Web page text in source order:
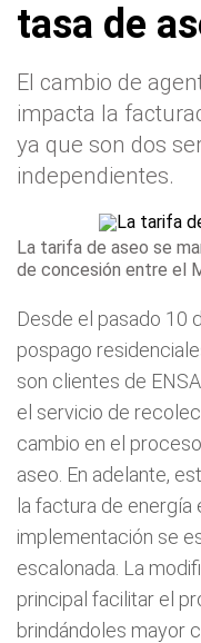
tasa de
El cambio de
impacta la
ya que son dos
independientes.
La tarifa de aseo se
de concesión entre el
Desde el pasado 10
pospago
son clientes de
el servicio de
cambio en el
aseo. En adelante,
la factura de
implementación se
escalonada. La
principal facilitar el
brindándoles mayor